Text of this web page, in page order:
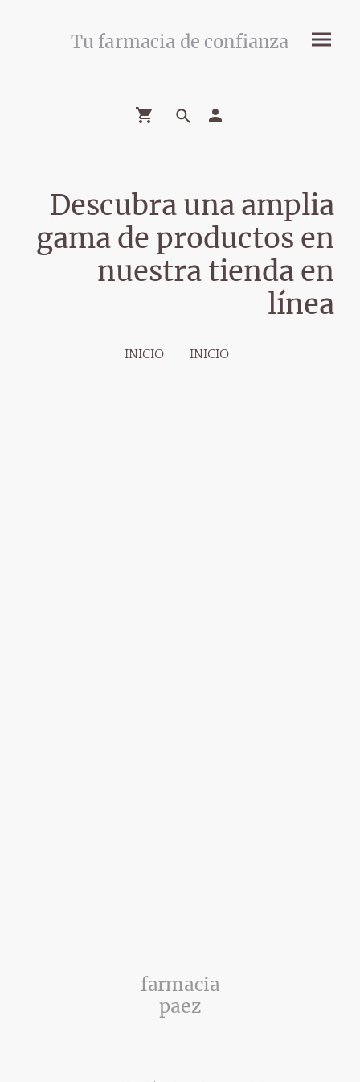
Tu farmacia de confianza
Descubra una amplia
gama de productos en
nuestra tienda en
línea
INICIO INICIO
farmacia
paez